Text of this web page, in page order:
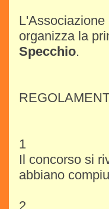
organizza la
Specchio.
1
Il concorso si
abbiano
2